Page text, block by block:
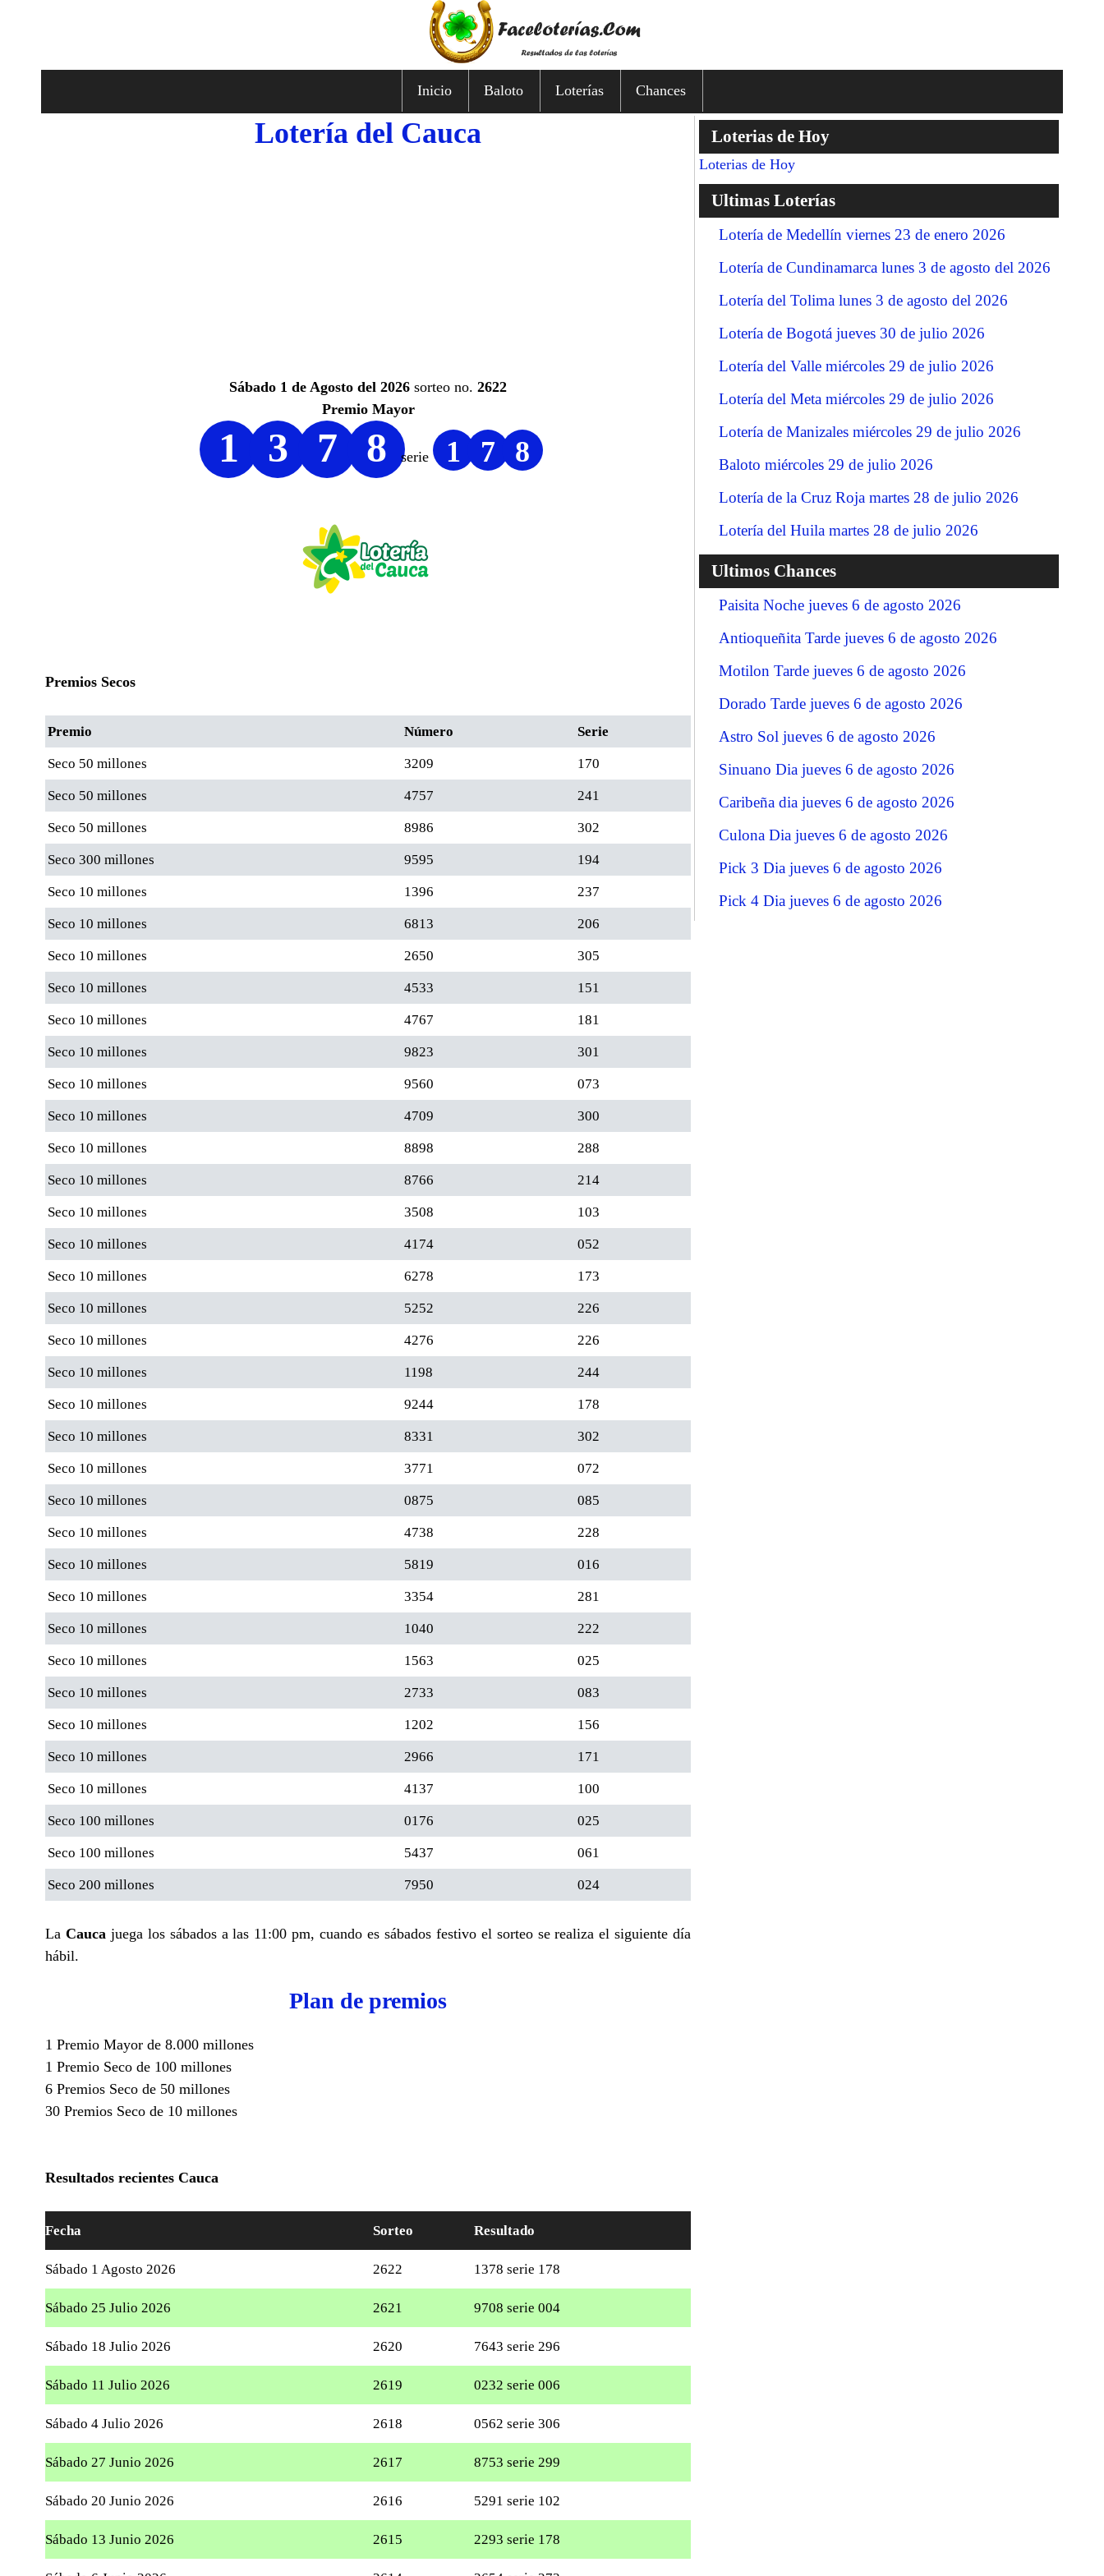
Inicio Baloto Loterías Chances
Lotería del Cauca
Sábado 1 de Agosto del 2026 sorteo no.2622
Premio Mayor
1 3 7 8 serie 1 7 8
Premios Secos
Premio Número Serie
Seco 50 millones 3209 170
Seco 50 millones 4757 241
Seco 50 millones 8986 302
Seco 300 millones 9595 194
Seco 10 millones 1396 237
Seco 10 millones 6813 206
Seco 10 millones 2650 305
Seco 10 millones 4533 151
Seco 10 millones 4767 181
Seco 10 millones 9823 301
Seco 10 millones 9560 073
Seco 10 millones 4709 300
Seco 10 millones 8898 288
Seco 10 millones 8766 214
Seco 10 millones 3508 103
Seco 10 millones 4174 052
Seco 10 millones 6278 173
Seco 10 millones 5252 226
Seco 10 millones 4276 226
Seco 10 millones 1198 244
Seco 10 millones 9244 178
Seco 10 millones 8331 302
Seco 10 millones 3771 072
Seco 10 millones 0875 085
Seco 10 millones 4738 228
Seco 10 millones 5819 016
Seco 10 millones 3354 281
Seco 10 millones 1040 222
Seco 10 millones 1563 025
Seco 10 millones 2733 083
Seco 10 millones 1202 156
Seco 10 millones 2966 171
Seco 10 millones 4137 100
Seco 100 millones 0176 025
Seco 100 millones 5437 061
Seco 200 millones 7950 024
La Cauca juega los sábados a las 11:00 pm, cuando es sábados festivo el sorteo se realiza el siguiente día
hábil.
Plan de premios
1 Premio Mayor de 8.000 millones
1 Premio Seco de 100 millones
6 Premios Seco de 50 millones
30 Premios Seco de 10 millones
Resultados recientes Cauca
Fecha Sorteo Resultado
Sábado 1 Agosto 2026 2622 1378 serie 178
Sábado 25 Julio 2026 2621 9708 serie 004
Sábado 18 Julio 2026 2620 7643 serie 296
Sábado 11 Julio 2026 2619 0232 serie 006
Sábado 4 Julio 2026 2618 0562 serie 306
Sábado 27 Junio 2026 2617 8753 serie 299
Sábado 20 Junio 2026 2616 5291 serie 102
Sábado 13 Junio 2026 2615 2293 serie 178
Loterias de Hoy
Loterias de Hoy
Ultimas Loterías
Lotería de Medellín viernes 23 de enero 2026
Lotería de Cundinamarca lunes 3 de agosto del 2026
Lotería del Tolima lunes 3 de agosto del 2026
Lotería de Bogotá jueves 30 de julio 2026
Lotería del Valle miércoles 29 de julio 2026
Lotería del Meta miércoles 29 de julio 2026
Lotería de Manizales miércoles 29 de julio 2026
Baloto miércoles 29 de julio 2026
Lotería de la Cruz Roja martes 28 de julio 2026
Lotería del Huila martes 28 de julio 2026
Ultimos Chances
Paisita Noche jueves 6 de agosto 2026
Antioqueñita Tarde jueves 6 de agosto 2026
Motilon Tarde jueves 6 de agosto 2026
Dorado Tarde jueves 6 de agosto 2026
Astro Sol jueves 6 de agosto 2026
Sinuano Dia jueves 6 de agosto 2026
Caribeña dia jueves 6 de agosto 2026
Culona Dia jueves 6 de agosto 2026
Pick 3 Dia jueves 6 de agosto 2026
Pick 4 Dia jueves 6 de agosto 2026